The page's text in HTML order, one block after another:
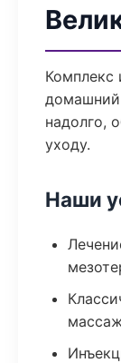
Комплекс
домашний
надолго,
уходу.
Наши